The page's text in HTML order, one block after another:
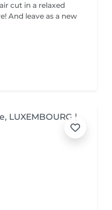
cut in a relaxed
And leave as a new